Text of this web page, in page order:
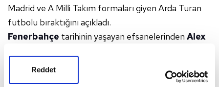
Reddet
Madrid ve A Milli Takım formaları giyen Arda Turan
futbolu bıraktığını açıkladı.
Fenerbahçe tarihinin yaşayan efsanelerinden Alex
bulundu.
Alex bu paylaşıma "Futbola katkılarından dolayı